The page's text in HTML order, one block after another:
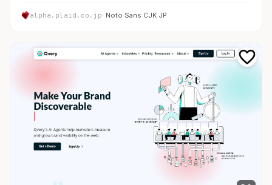
alpha.plaid.co.jp· Noto Sans CJK JP